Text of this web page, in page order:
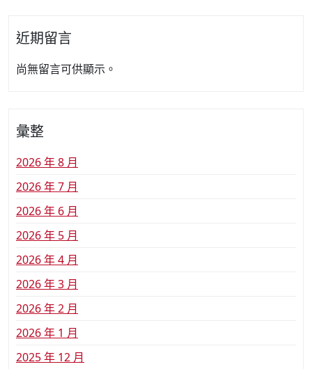
近期留言
尚無留言可供顯示。
彙整
2026 年 8 月
2026 年 7 月
2026 年 6 月
2026 年 5 月
2026 年 4 月
2026 年 3 月
2026 年 2 月
2026 年 1 月
2025 年 12 月